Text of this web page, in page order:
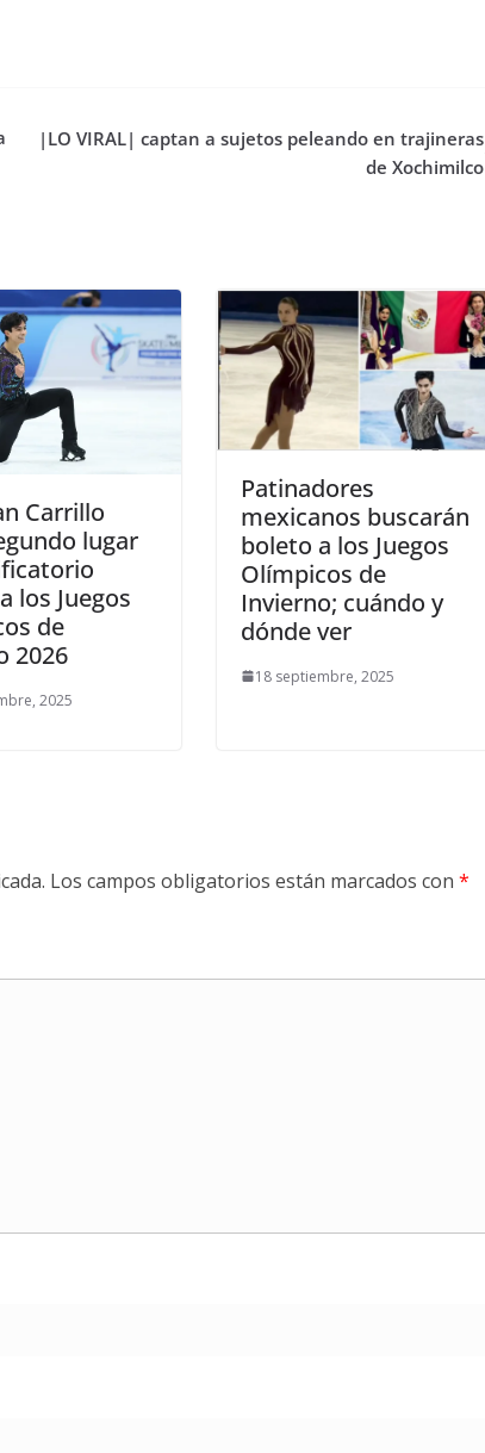
|LO VIRAL| captan a sujetos peleando en trajineras
de Xochimilco
Carrillo
lugar
los Juegos
de
2026
2025
Patinadores
mexicanos buscarán
boleto a los Juegos
Olímpicos de
Invierno; cuándo y
dónde ver
18 septiembre, 2025
Los campos obligatorios están marcados con *